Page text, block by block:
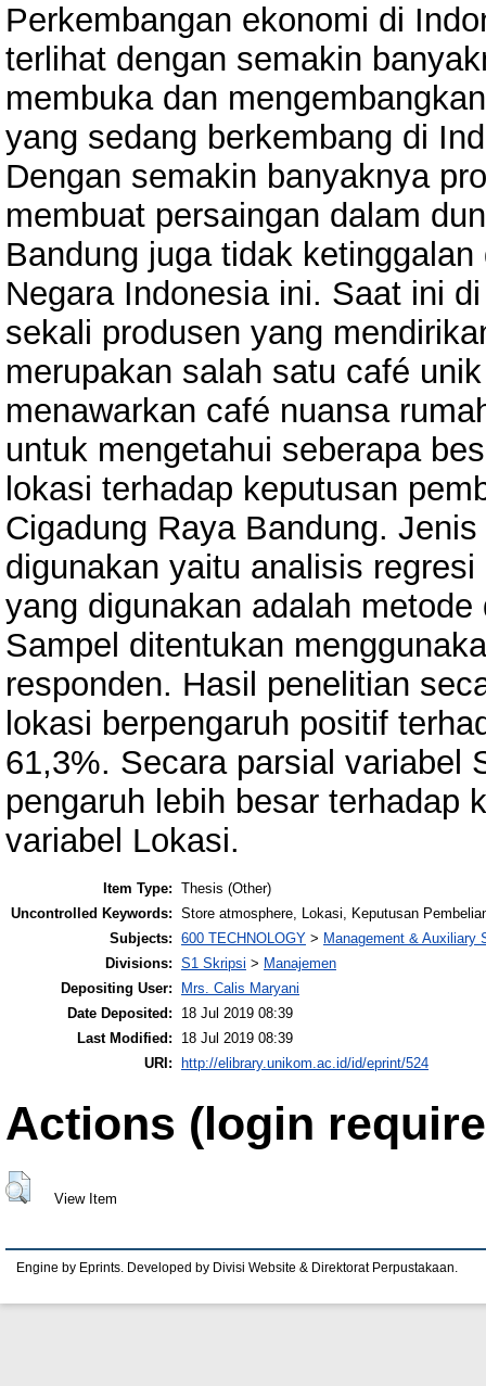
Perkembangan ekonomi di
terlihat dengan semakin
membuka dan
yang sedang berkembang di
Dengan semakin banyaknya
membuat persaingan dalam
Bandung juga tidak
Negara Indonesia ini. Saat ini
sekali produsen yang
merupakan salah satu café
menawarkan café nuansa
untuk mengetahui seberapa
lokasi terhadap keputusan
Cigadung Raya Bandung.
digunakan yaitu analisis
yang digunakan adalah
Sampel ditentukan
responden. Hasil penelitian
lokasi berpengaruh positif
61,3%. Secara parsial variabel
pengaruh lebih besar terhadap
variabel Lokasi.
Item Type: Thesis (Other)
Uncontrolled Keywords: Store atmosphere, Lokasi, Keputusan
Subjects: 600 TECHNOLOGY > Management & Auxiliary
Divisions: S1 Skripsi > Manajemen
Depositing User:
Mrs. Calis Maryani
Date Deposited:
18 Jul 2019 08:39
Last Modified:
18 Jul 2019 08:39
URI:
http://elibrary.unikom.ac.id/id/eprint/524
Actions (login
View Item
Engine by Eprints. Developed by Divisi Website & Direktorat Perpustakaan.